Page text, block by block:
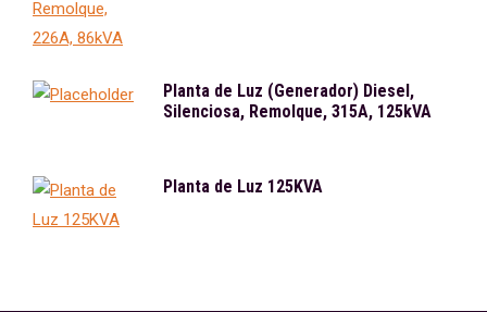
Planta de Luz (Generador) Diesel,
Silenciosa, Remolque, 315A, 125kVA
Planta de Luz 125KVA